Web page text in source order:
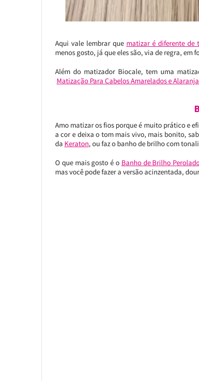
Aqui vale lembrar que matizar é diferente de
menos gosto, já que eles são, via de regra, em
Além do matizador Biocale, tem uma
Matização Para Cabelos Amarelados e
Amo matizar os fios porque é muito prático e
a cor e deixa o tom mais vivo, mais bonito,
da Keraton, ou faz o banho de brilho com
O que mais gosto é o Banho de Brilho
mas você pode fazer a versão acinzentada,